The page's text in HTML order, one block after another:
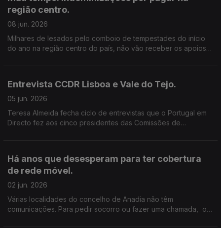
região centro.
08 jun. 2026
Milhares de lesados pelo comboio de tempestades do início
do ano na região centro do país, não vão receber os apoios
Entrevista CCDR Lisboa e Vale do Tejo.
05 jun. 2026
Teresa Almeida fecha ciclo de entrevistas que o Portugal em
Directo fez aos cinco presidentes das Comissões de
Há anos que desesperam para ter cobertura
de rede móvel.
02 jun. 2026
Várias localidades do concelho de Anadia não têm
comunicações. Para pedir socorro ou fazer uma chamada, os